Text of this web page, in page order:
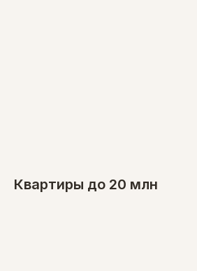
Квартиры до 20 млн